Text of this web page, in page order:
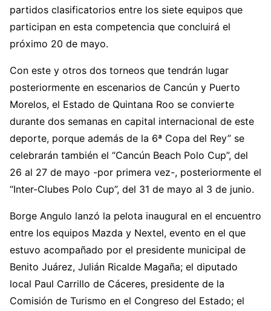
partidos clasificatorios entre los siete equipos que
participan en esta competencia que concluirá el
próximo 20 de mayo.
Con este y otros dos torneos que tendrán lugar
posteriormente en escenarios de Cancún y Puerto
Morelos, el Estado de Quintana Roo se convierte
durante dos semanas en capital internacional de este
deporte, porque además de la 6ª Copa del Rey” se
celebrarán también el “Cancún Beach Polo Cup”, del
26 al 27 de mayo -por primera vez-, posteriormente el
“Inter-Clubes Polo Cup”, del 31 de mayo al 3 de junio.
Borge Angulo lanzó la pelota inaugural en el encuentro
entre los equipos Mazda y Nextel, evento en el que
estuvo acompañado por el presidente municipal de
Benito Juárez, Julián Ricalde Magaña; el diputado
local Paul Carrillo de Cáceres, presidente de la
Comisión de Turismo en el Congreso del Estado; el